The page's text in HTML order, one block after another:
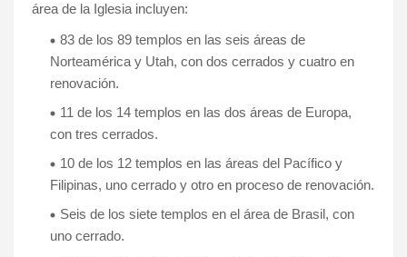
área de la Iglesia incluyen:
83 de los 89 templos en las seis áreas de
Norteamérica y Utah, con dos cerrados y cuatro en
renovación.
11 de los 14 templos en las dos áreas de Europa,
con tres cerrados.
10 de los 12 templos en las áreas del Pacífico y
Filipinas, uno cerrado y otro en proceso de renovación.
Seis de los siete templos en el área de Brasil, con
uno cerrado.